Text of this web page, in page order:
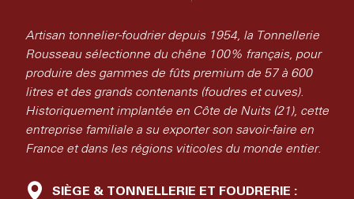
Artisan tonnelier-foudrier depuis 1954, la Tonnellerie
Rousseau sélectionne du chêne 100% français, pour
produire des gammes de fûts premium de 57 à 600
litres et des grands contenants (foudres et cuves).
Historiquement implantée en Côte de Nuits (21), cette
entreprise familiale a su exporter son savoir-faire en
France et dans les régions viticoles du monde entier.
SIÈGE & TONNELLERIE ET FOUDRERIE :